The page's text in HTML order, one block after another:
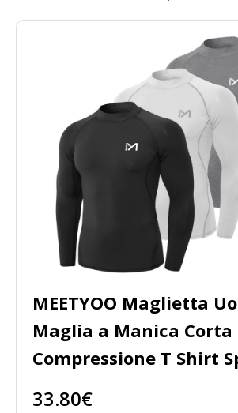
MEETYOO Maglietta
Maglia a Manica Corta
Compressione T Shirt
33.80€